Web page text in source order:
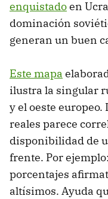
enquistadoen
dominación
generan un buen
Este mapa
ilustra la singular
y el oeste
reales parece
disponibilidad de
frente. Por
porcentajes
altísimos. Ayuda